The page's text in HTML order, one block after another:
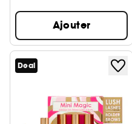
Ajouter
Deal